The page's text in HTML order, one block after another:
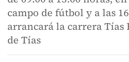
campo de fútbol y a las
arrancará la carrera Tías
de Tías